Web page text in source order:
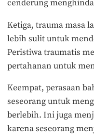
cenderung
Ketiga, trauma masa
lebih sulit untuk
Peristiwa traumatis
pertahanan untuk
Keempat, perasaan
seseorang untuk
berlebih. Ini juga
karena seseorang